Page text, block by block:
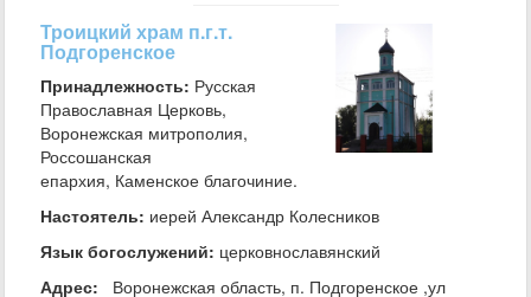
Троицкий храм п.г.т.
Подгоренское
Принадлежность: Русская
Православная Церковь,
Воронежская митрополия,
Россошанская
епархия, Каменское благочиние.
Настоятель: иерей Александр Колесников
Язык богослужений: церковнославянский
Адрес: Воронежская область, п. Подгоренское ,ул